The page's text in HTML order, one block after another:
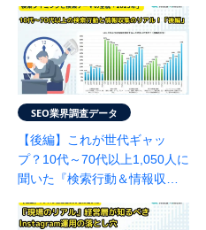
ンクエスト調べ）
SEO業界調査データ
【後編】これが世代ギャッ
プ？10代～70代以上1,050人に
聞いた『検索行動＆情報収集
のランクエストが徹底調